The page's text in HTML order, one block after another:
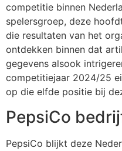
competitie binnen
spelersgroep, deze
die resultaten van het
ontdekken binnen dat
gegevens alsook
competitiejaar 2024/25
op die elfde positie bij
PepsiCo
PepsiCo blijkt deze